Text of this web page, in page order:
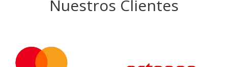
Nuestros Clientes